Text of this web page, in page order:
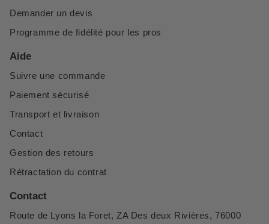
Demander un devis
Programme de fidélité pour les pros
Aide
Suivre une commande
Paiement sécurisé
Transport et livraison
Contact
Gestion des retours
Rétractation du contrat
Contact
Route de Lyons la Foret, ZA Des deux Rivières, 76000